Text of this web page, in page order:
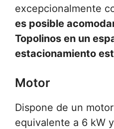
excepcionalmente
es posible
Topolinos en un
estacionamiento
Motor
Dispone de un
equivalente a 6 kW